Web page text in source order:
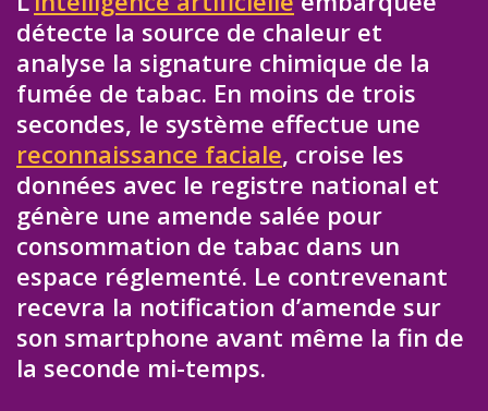
détecte la source de chaleur et
analyse la signature chimique de la
fumée de tabac. En moins de trois
secondes, le système effectue une
reconnaissance faciale, croise les
données avec le registre national et
génère une amende salée pour
consommation de tabac dans un
espace réglementé. Le contrevenant
recevra la notification d’amende sur
son smartphone avant même la fin de
la seconde mi-temps.